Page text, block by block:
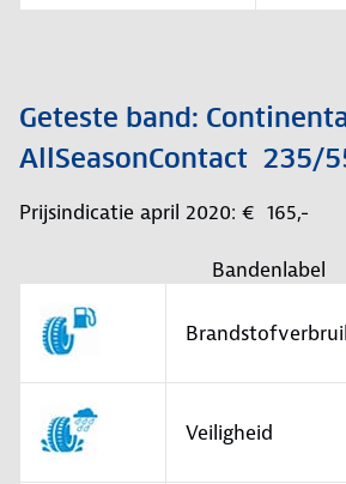
Geteste band:
AllSeasonContact 235/
Prijsindicatie april 2020: € 165,-
Bandenlabel
Veiligheid